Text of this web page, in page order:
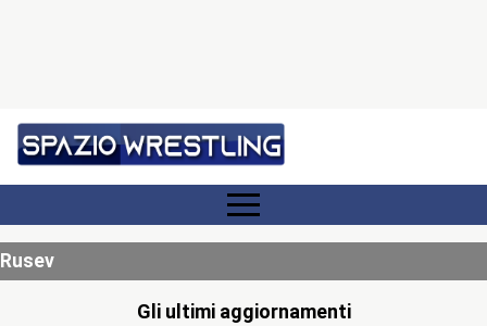
Rusev
Gli ultimi aggiornamenti